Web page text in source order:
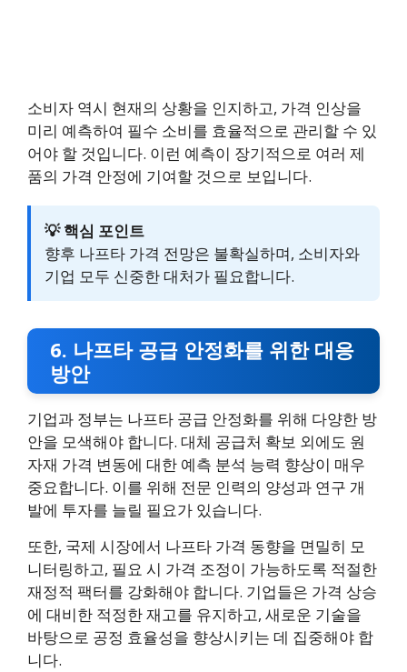
소비자 역시 현재의 상황을 인지하고, 가격 인상을
미리 예측하여 필수 소비를 효율적으로 관리할 수 있
어야 할 것입니다. 이런 예측이 장기적으로 여러 제
품의 가격 안정에 기여할 것으로 보입니다.
💡 핵심 포인트
향후 나프타 가격 전망은 불확실하며, 소비자와
기업 모두 신중한 대처가 필요합니다.
6. 나프타 공급 안정화를 위한 대응
방안
기업과 정부는 나프타 공급 안정화를 위해 다양한 방
안을 모색해야 합니다. 대체 공급처 확보 외에도 원
자재 가격 변동에 대한 예측 분석 능력 향상이 매우
중요합니다. 이를 위해 전문 인력의 양성과 연구 개
발에 투자를 늘릴 필요가 있습니다.
또한, 국제 시장에서 나프타 가격 동향을 면밀히 모
니터링하고, 필요 시 가격 조정이 가능하도록 적절한
재정적 팩터를 강화해야 합니다. 기업들은 가격 상승
에 대비한 적정한 재고를 유지하고, 새로운 기술을
바탕으로 공정 효율성을 향상시키는 데 집중해야 합
니다.